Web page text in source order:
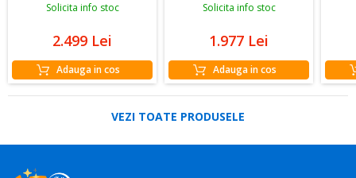
Solicita info stoc
2.499 Lei
Adauga in cos
Solicita info stoc
1.977 Lei
Adauga in cos
VEZI TOATE PRODUSELE